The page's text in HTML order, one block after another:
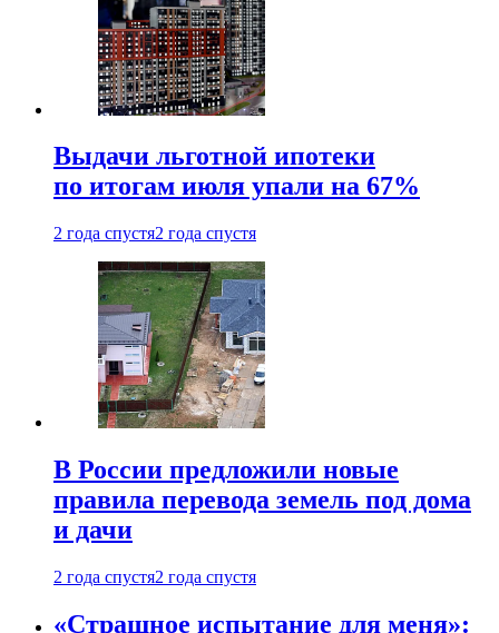
Выдачи льготной ипотеки
по итогам июля упали на 67%
2 года спустя2 года спустя
В России предложили новые
правила перевода земель под дома
и дачи
2 года спустя2 года спустя
«Страшное испытание для меня»: